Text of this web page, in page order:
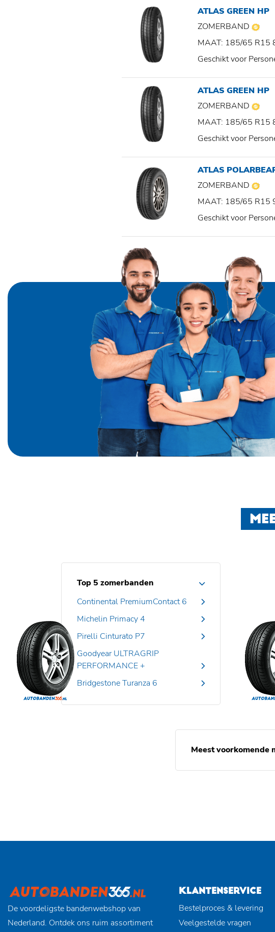
ATLAS GREEN HP
ZOMERBAND
MAAT: 185/65 R15
Geschikt voor
ATLAS GREEN HP
ZOMERBAND
MAAT: 185/65 R15
Geschikt voor
ATLAS
ZOMERBAND
MAAT: 185/65 R15
Geschikt voor
Top 5 zomerbanden
Continental PremiumContact 6
Michelin Primacy 4
Pirelli Cinturato P7
Goodyear ULTRAGRIP
PERFORMANCE +
Bridgestone Turanza 6
Meest voorkomende
De voordeligste bandenwebshop van
Nederland. Ontdek ons ruim assortiment
KLANTENSERVICE
Bestelproces & levering
Veelgestelde vragen